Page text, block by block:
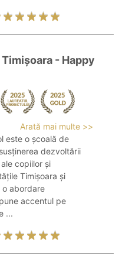
- Happy
Arată mai multe >>
este o școală de
dezvoltării
copiilor și
Timișoara și
o abordare
accentul pe
...